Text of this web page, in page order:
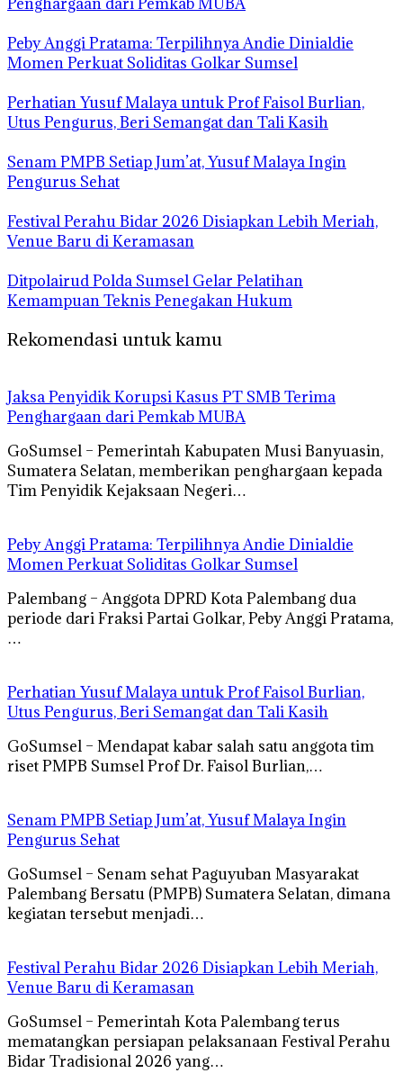
Peby Anggi Pratama: Terpilihnya Andie Dinialdie
Momen Perkuat Soliditas Golkar Sumsel
Perhatian Yusuf Malaya untuk Prof Faisol Burlian,
Utus Pengurus, Beri Semangat dan Tali Kasih
Senam PMPB Setiap Jum’at, Yusuf Malaya Ingin
Pengurus Sehat
Festival Perahu Bidar 2026 Disiapkan Lebih Meriah,
Venue Baru di Keramasan
Ditpolairud Polda Sumsel Gelar Pelatihan
Kemampuan Teknis Penegakan Hukum
Rekomendasi untuk kamu
Jaksa Penyidik Korupsi Kasus PT SMB Terima
Penghargaan dari Pemkab MUBA
GoSumsel – Pemerintah Kabupaten Musi Banyuasin,
Sumatera Selatan, memberikan penghargaan kepada
Tim Penyidik Kejaksaan Negeri…
Peby Anggi Pratama: Terpilihnya Andie Dinialdie
Momen Perkuat Soliditas Golkar Sumsel
Palembang – Anggota DPRD Kota Palembang dua
periode dari Fraksi Partai Golkar, Peby Anggi Pratama,
…
Perhatian Yusuf Malaya untuk Prof Faisol Burlian,
Utus Pengurus, Beri Semangat dan Tali Kasih
GoSumsel – Mendapat kabar salah satu anggota tim
riset PMPB Sumsel Prof Dr. Faisol Burlian,…
Senam PMPB Setiap Jum’at, Yusuf Malaya Ingin
Pengurus Sehat
GoSumsel – Senam sehat Paguyuban Masyarakat
Palembang Bersatu (PMPB) Sumatera Selatan, dimana
kegiatan tersebut menjadi…
Festival Perahu Bidar 2026 Disiapkan Lebih Meriah,
Venue Baru di Keramasan
GoSumsel – Pemerintah Kota Palembang terus
mematangkan persiapan pelaksanaan Festival Perahu
Bidar Tradisional 2026 yang…